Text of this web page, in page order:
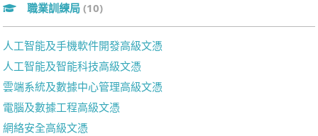
職業訓練局 (10)
人工智能及手機軟件開發高級文憑
人工智能及智能科技高級文憑
雲端系統及數據中心管理高級文憑
電腦及數據工程高級文憑
網絡安全高級文憑